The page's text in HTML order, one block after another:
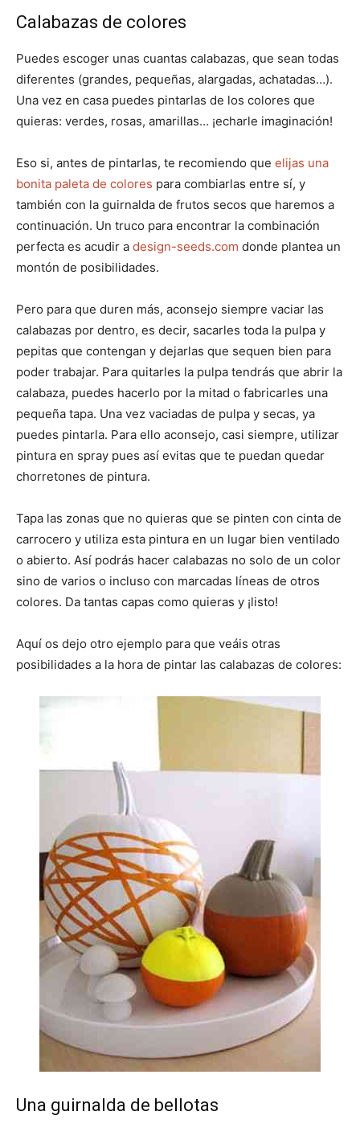
Calabazas de colores
Puedes escoger unas cuantas calabazas, que sean todas
diferentes (grandes, pequeñas, alargadas, achatadas…).
Una vez en casa puedes pintarlas de los colores que
quieras: verdes, rosas, amarillas… ¡echarle imaginación!
Eso si, antes de pintarlas, te recomiendo que elijas una
bonita paleta de colores para combiarlas entre sí, y
también con la guirnalda de frutos secos que haremos a
continuación. Un truco para encontrar la combinación
perfecta es acudir a design-seeds.com donde plantea un
montón de posibilidades.
Pero para que duren más, aconsejo siempre vaciar las
calabazas por dentro, es decir, sacarles toda la pulpa y
pepitas que contengan y dejarlas que sequen bien para
poder trabajar. Para quitarles la pulpa tendrás que abrir la
calabaza, puedes hacerlo por la mitad o fabricarles una
pequeña tapa. Una vez vaciadas de pulpa y secas, ya
puedes pintarla. Para ello aconsejo, casi siempre, utilizar
pintura en spray pues así evitas que te puedan quedar
chorretones de pintura.
Tapa las zonas que no quieras que se pinten con cinta de
carrocero y utiliza esta pintura en un lugar bien ventilado
o abierto. Así podrás hacer calabazas no solo de un color
sino de varios o incluso con marcadas líneas de otros
colores. Da tantas capas como quieras y ¡listo!
Aquí os dejo otro ejemplo para que veáis otras
posibilidades a la hora de pintar las calabazas de colores:
Una guirnalda de bellotas